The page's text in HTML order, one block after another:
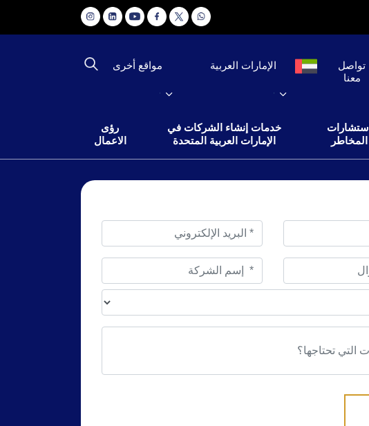
تواصل
معنا
الإمارات العربية مواقع أخرى
استشارات
المخاطر
خدمات إنشاء الشركات في
الإمارات العربية المتحدة
رؤى
الاعمال